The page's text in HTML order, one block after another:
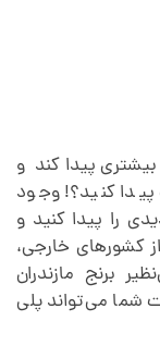
بیشتری پیدا کند و
پیدا کنید؟! وجود
را پیدا کنید و
کشورهای خارجی،
برنج مازندران
شما می‌تواند پلی